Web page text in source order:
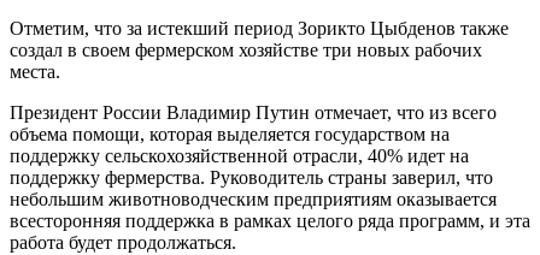
Отметим, что за истекший период Зорикто Цыбденов также
создал в своем фермерском хозяйстве три новых рабочих
места.
Президент России Владимир Путин отмечает, что из всего
объема помощи, которая выделяется государством на
поддержку сельскохозяйственной отрасли, 40% идет на
поддержку фермерства. Руководитель страны заверил, что
небольшим животноводческим предприятиям оказывается
всесторонняя поддержка в рамках целого ряда программ, и эта
работа будет продолжаться.